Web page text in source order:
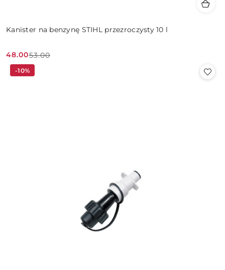
Kanister na benzynę STIHL przezroczysty 10 l
Cena
promocyjna:
48.00
Cena
przed
53.00
-10%